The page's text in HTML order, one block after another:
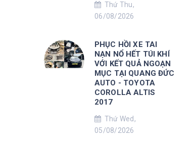
Thứ Thu,
06/08/2026
PHỤC HỒI XE TAI
NẠN NỔ HẾT TÚI KHÍ
VỚI KẾT QUẢ NGOẠN
MỤC TẠI QUANG ĐỨC
AUTO - TOYOTA
COROLLA ALTIS
2017
Thứ Wed,
05/08/2026